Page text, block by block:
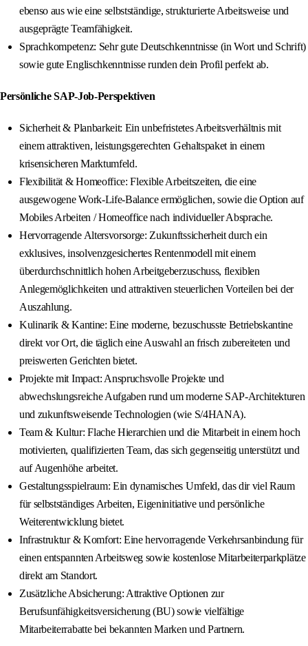
ebenso aus wie eine selbstständige, strukturierte Arbeitsweise und
ausgeprägte Teamfähigkeit.
Sprachkompetenz: Sehr gute Deutschkenntnisse (in Wort und Schrift)
sowie gute Englischkenntnisse runden dein Profil perfekt ab.
Persönliche SAP-Job-Perspektiven
Sicherheit & Planbarkeit: Ein unbefristetes Arbeitsverhältnis mit
einem attraktiven, leistungsgerechten Gehaltspaket in einem
krisensicheren Marktumfeld.
Flexibilität & Homeoffice: Flexible Arbeitszeiten, die eine
ausgewogene Work-Life-Balance ermöglichen, sowie die Option auf
Mobiles Arbeiten / Homeoffice nach individueller Absprache.
Hervorragende Altersvorsorge: Zukunftssicherheit durch ein
exklusives, insolvenzgesichertes Rentenmodell mit einem
überdurchschnittlich hohen Arbeitgeberzuschuss, flexiblen
Anlegemöglichkeiten und attraktiven steuerlichen Vorteilen bei der
Auszahlung.
Kulinarik & Kantine: Eine moderne, bezuschusste Betriebskantine
direkt vor Ort, die täglich eine Auswahl an frisch zubereiteten und
preiswerten Gerichten bietet.
Projekte mit Impact: Anspruchsvolle Projekte und
abwechslungsreiche Aufgaben rund um moderne SAP-Architekturen
und zukunftsweisende Technologien (wie S/4HANA).
Team & Kultur: Flache Hierarchien und die Mitarbeit in einem hoch
motivierten, qualifizierten Team, das sich gegenseitig unterstützt und
auf Augenhöhe arbeitet.
Gestaltungsspielraum: Ein dynamisches Umfeld, das dir viel Raum
für selbstständiges Arbeiten, Eigeninitiative und persönliche
Weiterentwicklung bietet.
Infrastruktur & Komfort: Eine hervorragende Verkehrsanbindung für
einen entspannten Arbeitsweg sowie kostenlose Mitarbeiterparkplätze
direkt am Standort.
Zusätzliche Absicherung: Attraktive Optionen zur
Berufsunfähigkeitsversicherung (BU) sowie vielfältige
Mitarbeiterrabatte bei bekannten Marken und Partnern.